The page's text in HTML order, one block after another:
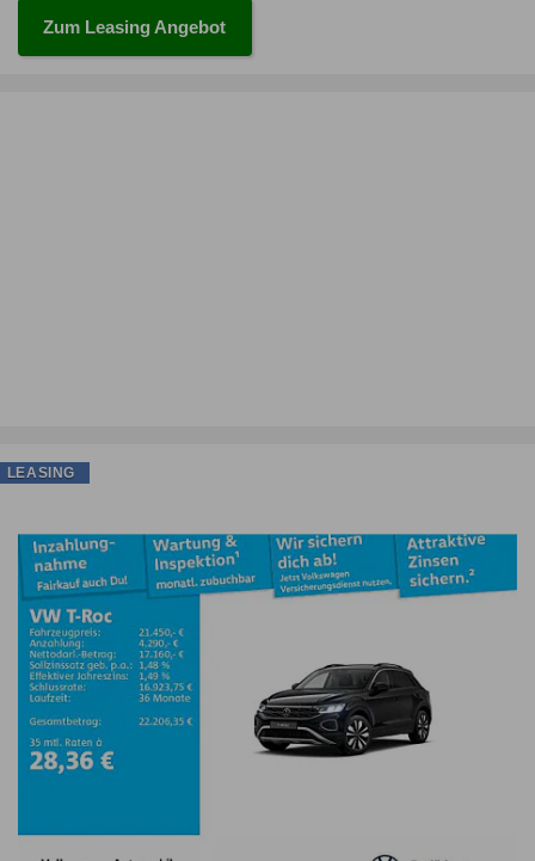
Zum Leasing Angebot
LEASING